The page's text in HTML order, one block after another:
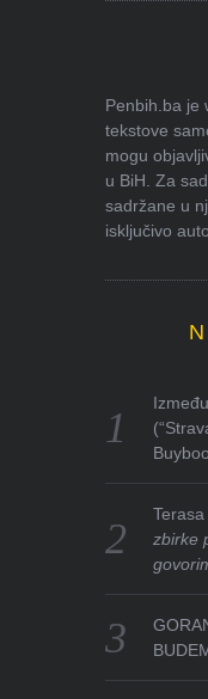
Penbih.ba je
tekstove
mogu
u BiH. Za
sadržane u
isključivo
zbirke